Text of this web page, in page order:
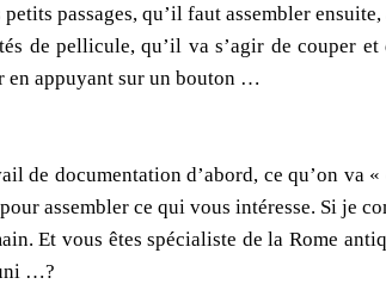
passages, qu’il faut assembler
de pellicule, qu’il va s’agir de couper
en appuyant sur un bouton …
de documentation d’abord, ce qu’on va
assembler ce qui vous intéresse. Si je
Et vous êtes spécialiste de la Rome
…?